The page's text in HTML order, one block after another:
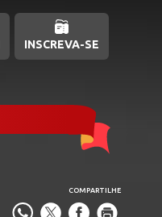
COMPARTILHE
INSCREVA-SE